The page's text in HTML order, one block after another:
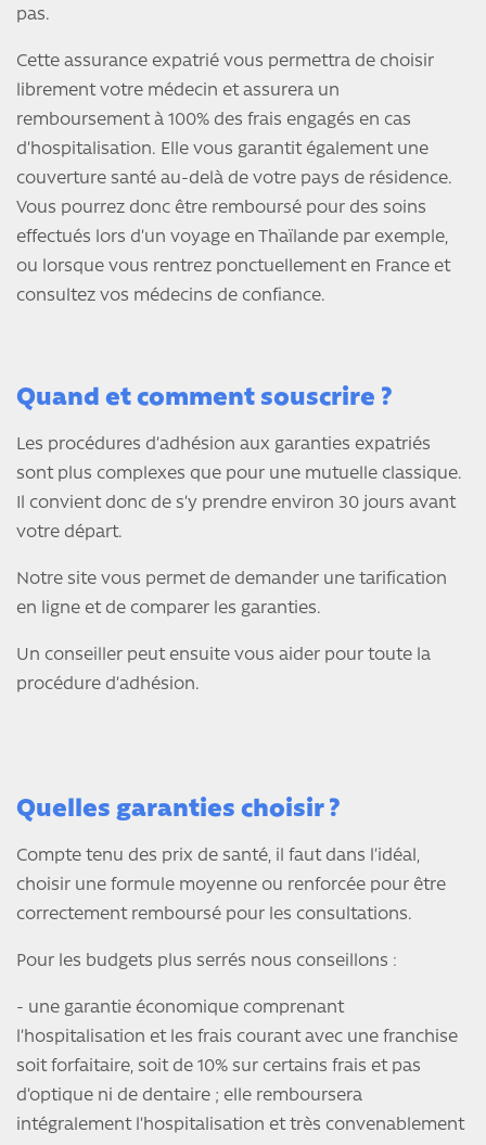
pas.
Cette assurance expatrié vous permettra de choisir
librement votre médecin et assurera un
remboursement à 100% des frais engagés en cas
d’hospitalisation. Elle vous garantit également une
couverture santé au-delà de votre pays de résidence.
Vous pourrez donc être remboursé pour des soins
effectués lors d’un voyage en Thaïlande par exemple,
ou lorsque vous rentrez ponctuellement en France et
consultez vos médecins de confiance.
Quand et comment souscrire ?
Les procédures d’adhésion aux garanties expatriés
sont plus complexes que pour une mutuelle classique.
Il convient donc de s’y prendre environ 30 jours avant
votre départ.
Notre site vous permet de demander une tarification
en ligne et de comparer les garanties.
Un conseiller peut ensuite vous aider pour toute la
procédure d’adhésion.
Quelles garanties choisir ?
Compte tenu des prix de santé, il faut dans l’idéal,
choisir une formule moyenne ou renforcée pour être
correctement remboursé pour les consultations.
Pour les budgets plus serrés nous conseillons :
- une garantie économique comprenant
l’hospitalisation et les frais courant avec une franchise
soit forfaitaire, soit de 10% sur certains frais et pas
d’optique ni de dentaire ; elle remboursera
intégralement l’hospitalisation et très convenablement